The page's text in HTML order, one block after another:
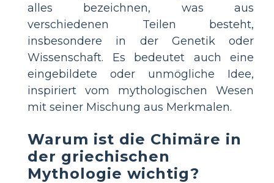
alles bezeichnen, was aus
verschiedenen Teilen besteht,
insbesondere in der Genetik oder
Wissenschaft. Es bedeutet auch eine
eingebildete oder unmögliche Idee,
inspiriert vom mythologischen Wesen
mit seiner Mischung aus Merkmalen.
Warum ist die Chimäre in
der griechischen
Mythologie wichtig?